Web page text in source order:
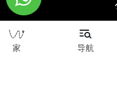
版权所有 © 2026
本网站上的所有材料
家 导航